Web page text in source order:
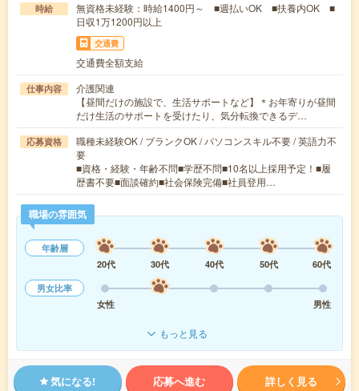
時給
無資格未経験：時給1400円～ ■週払いOK ■扶養内OK ■
日収1万1200円以上
交通費
交通費全額支給
仕事内容
介護関連
【昼間だけの施設で、生活サポートなど】＊お年寄りが昼間
だけ生活のサポートを受けたり、気分転換できるデ…
応募資格
職種未経験OK / ブランクOK / パソコンスキル不要 / 英語力不
要
■資格・経験・年齢不問■学歴不問■10名以上採用予定！■履
歴書不要■面談確約■社会保険完備■社員登用…
職場の雰囲気
年齢層
20代
30代 40代 50代
60代
男女比率
女性
男性
もっと見る
気になる! 応募へ進む 詳しく見る